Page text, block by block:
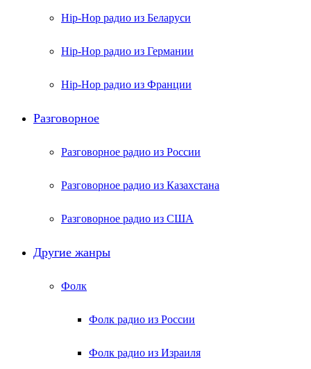
Hip-Hop радио из Беларуси
Hip-Hop радио из Германии
Hip-Hop радио из Франции
Разговорное
Разговорное радио из России
Разговорное радио из Казахстана
Разговорное радио из США
Другие жанры
Фолк
Фолк радио из России
Фолк радио из Израиля